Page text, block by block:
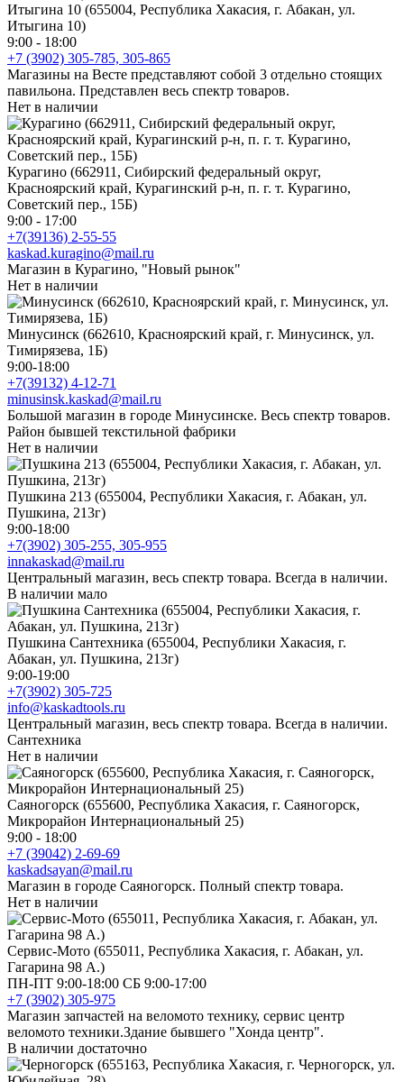
Итыгина 10 (655004, Республика Хакасия, г. Абакан, ул.
Итыгина 10)
9:00 - 18:00
+7 (3902) 305-785, 305-865
Магазины на Весте представляют собой 3 отдельно стоящих
павильона. Представлен весь спектр товаров.
Нет в наличии
Курагино (662911, Сибирский федеральный округ,
Красноярский край, Курагинский р-н, п. г. т. Курагино,
Советский пер., 15Б)
9:00 - 17:00
+7(39136) 2-55-55
kaskad.kuragino@mail.ru
Магазин в Курагино, "Новый рынок"
Нет в наличии
Минусинск (662610, Красноярский край, г. Минусинск, ул.
Тимирязева, 1Б)
9:00-18:00
+7(39132) 4-12-71
minusinsk.kaskad@mail.ru
Большой магазин в городе Минусинске. Весь спектр товаров.
Район бывшей текстильной фабрики
Нет в наличии
Пушкина 213 (655004, Республики Хакасия, г. Абакан, ул.
Пушкина, 213г)
9:00-18:00
+7(3902) 305-255, 305-955
innakaskad@mail.ru
Центральный магазин, весь спектр товара. Всегда в наличии.
В наличии мало
Пушкина Сантехника (655004, Республики Хакасия, г.
Абакан, ул. Пушкина, 213г)
9:00-19:00
+7(3902) 305-725
info@kaskadtools.ru
Центральный магазин, весь спектр товара. Всегда в наличии.
Сантехника
Нет в наличии
Саяногорск (655600, Республика Хакасия, г. Саяногорск,
Микрорайон Интернациональный 25)
9:00 - 18:00
+7 (39042) 2-69-69
kaskadsayan@mail.ru
Магазин в городе Саяногорск. Полный спектр товара.
Нет в наличии
Сервис-Мото (655011, Республика Хакасия, г. Абакан, ул.
Гагарина 98 А.)
ПН-ПТ 9:00-18:00 СБ 9:00-17:00
+7 (3902) 305-975
Магазин запчастей на веломото технику, сервис центр
веломото техники.Здание бывшего "Хонда центр".
В наличии достаточно